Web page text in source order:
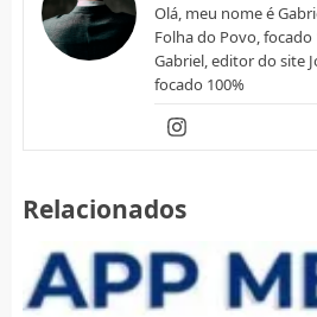
Olá, meu nome é
Folha do Povo, focado
Gabriel, editor do site
focado 100%
Relacionados